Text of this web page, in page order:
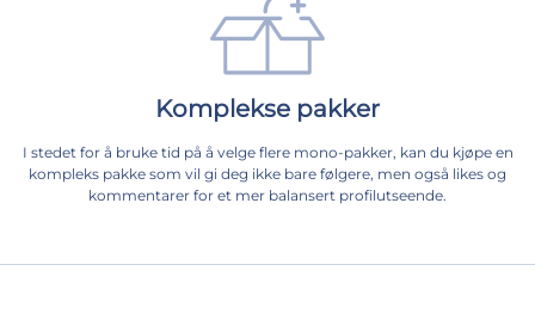
Komplekse pakker
I stedet for å bruke tid på å velge flere mono-pakker, kan du kjøpe en
kompleks pakke som vil gi deg ikke bare følgere, men også likes og
kommentarer for et mer balansert profilutseende.